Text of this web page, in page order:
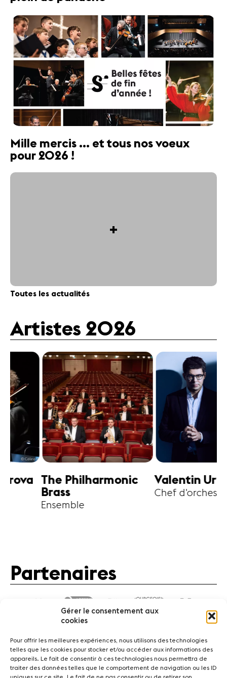
Gérer le consentement aux
cookies
Pour offrir les meilleures expériences, nous utilisons des technologies
telles que les cookies pour stocker et/ou accéder aux informations des
appareils. Le fait de consentir à ces technologies nous permettra de
traiter des données telles que le comportement de navigation ou les ID
Mille mercis ... et tous nos voeux
pour 2026 !
+
Toutes les actualités
Artistes 2026
Valentin Uryupin
Chef d'orchestre
Amihai
Alto
Partenaires
ActualitésConcerts Bénévoles Médiation